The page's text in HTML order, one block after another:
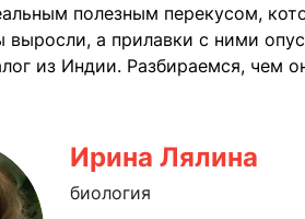
полезным перекусом,
выросли, а прилавки с ними
из Индии. Разбираемся, чем
Ирина Лялина
биология